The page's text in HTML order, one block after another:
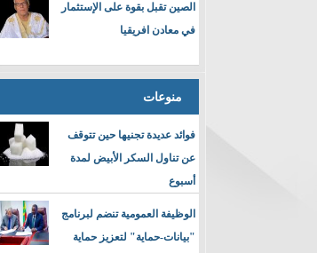
الصين تقبل بقوة على الإستثمار
في معادن افريقيا
منوعات
فوائد عديدة تجنيها حين تتوقف
عن تناول السكر الأبيض لمدة
أسبوع
الوظيفة العمومية تنضم لبرنامج
"بيانات-حماية" لتعزيز حماية